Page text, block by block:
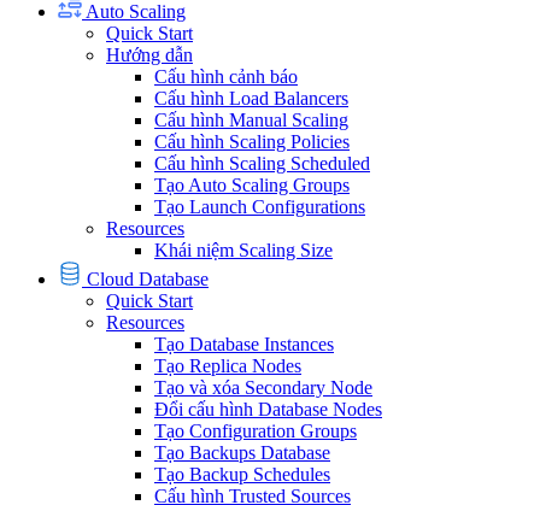
Auto Scaling
Quick Start
Hướng dẫn
Cấu hình cảnh báo
Cấu hình Load Balancers
Cấu hình Manual Scaling
Cấu hình Scaling Policies
Cấu hình Scaling Scheduled
Tạo Auto Scaling Groups
Tạo Launch Configurations
Resources
Khái niệm Scaling Size
Cloud Database
Quick Start
Resources
Tạo Database Instances
Tạo Replica Nodes
Tạo và xóa Secondary Node
Đổi cấu hình Database Nodes
Tạo Configuration Groups
Tạo Backups Database
Tạo Backup Schedules
Cấu hình Trusted Sources